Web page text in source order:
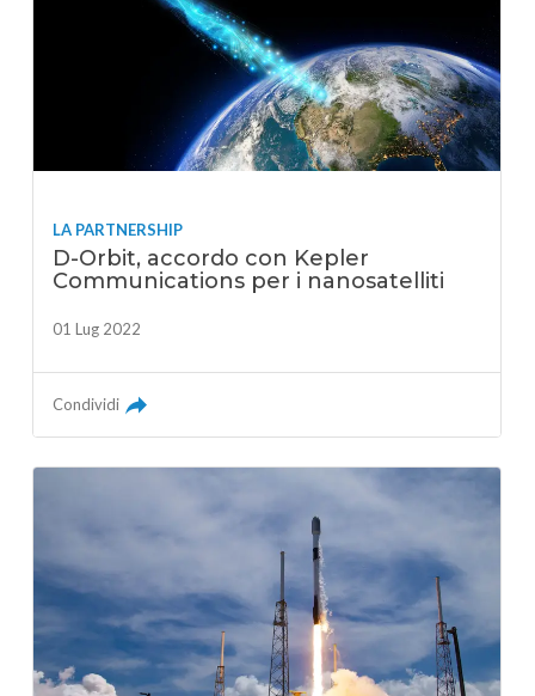
LA PARTNERSHIP
D-Orbit, accordo con Kepler
Communications per i nanosatelliti
01 Lug 2022
Condividi